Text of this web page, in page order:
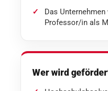
Das
Professor/in als
Wer wird